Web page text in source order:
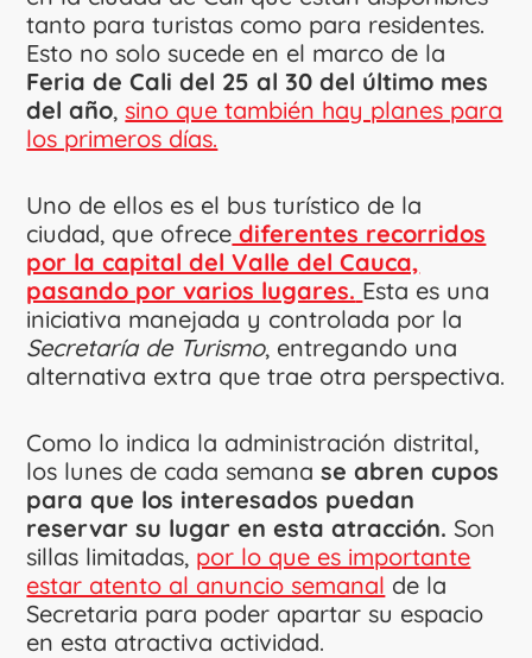
tanto para turistas como para residentes.
Esto no solo sucede en el marco de la
Feria de Cali del 25 al 30 del último mes
del año,sino que también hay planes para
los primeros días.
Uno de ellos es el bus turístico de la
ciudad, que ofrece diferentes recorridos
por la capital del Valle del Cauca,
pasando por varios lugares. Esta es una
iniciativa manejada y controlada por la
Secretaría de Turismo, entregando una
alternativa extra que trae otra perspectiva.
Como lo indica la administración distrital,
los lunes de cada semana se abren cupos
para que los interesados puedan
reservar su lugar en esta atracción. Son
sillas limitadas, por lo que es importante
estar atento al anuncio semanal de la
Secretaria para poder apartar su espacio
en esta atractiva actividad.